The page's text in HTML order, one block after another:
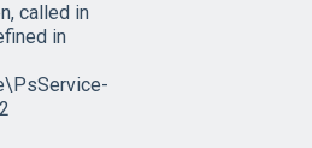
called in
in